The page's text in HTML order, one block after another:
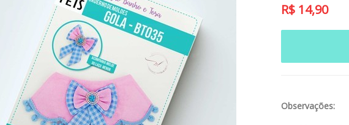
R$ 14,90
Observações: